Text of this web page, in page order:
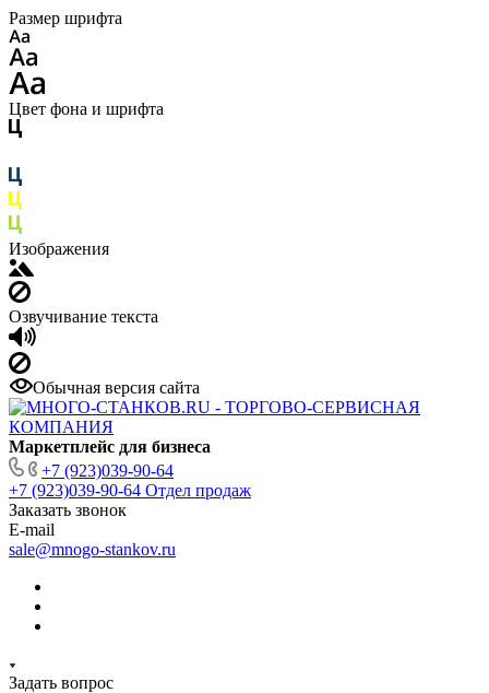
Размер шрифта
Цвет фона и шрифта
Изображения
Озвучивание текста
Обычная версия сайта
Маркетплейс для бизнеса
+7 (923)039-90-64
+7 (923)039-90-64 Отдел продаж
Заказать звонок
E-mail
sale@mnogo-stankov.ru
Задать вопрос